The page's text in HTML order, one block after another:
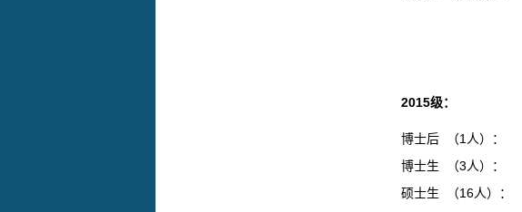
2015级：
博士后 （1人）：
博士生 （3人）：
硕士生 （16人）：